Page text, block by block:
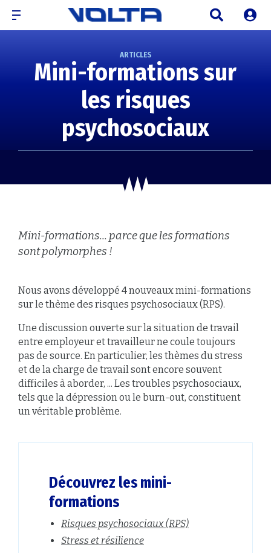
ARTICLES
Mini-formations sur
les risques
psychosociaux
Mini-formations... parce que les formations
sont polymorphes !
Nous avons développé 4 nouveaux mini-formations
sur le thème des risques psychosociaux (RPS).
Une discussion ouverte sur la situation de travail
entre employeur et travailleur ne coule toujours
pas de source. En particulier, les thèmes du stress
et de la charge de travail sont encore souvent
difficiles à aborder, ... Les troubles psychosociaux,
tels que la dépression ou le burn-out, constituent
un véritable problème.
Découvrez les mini-
formations
Risques psychosociaux (RPS)
Stress et résilience